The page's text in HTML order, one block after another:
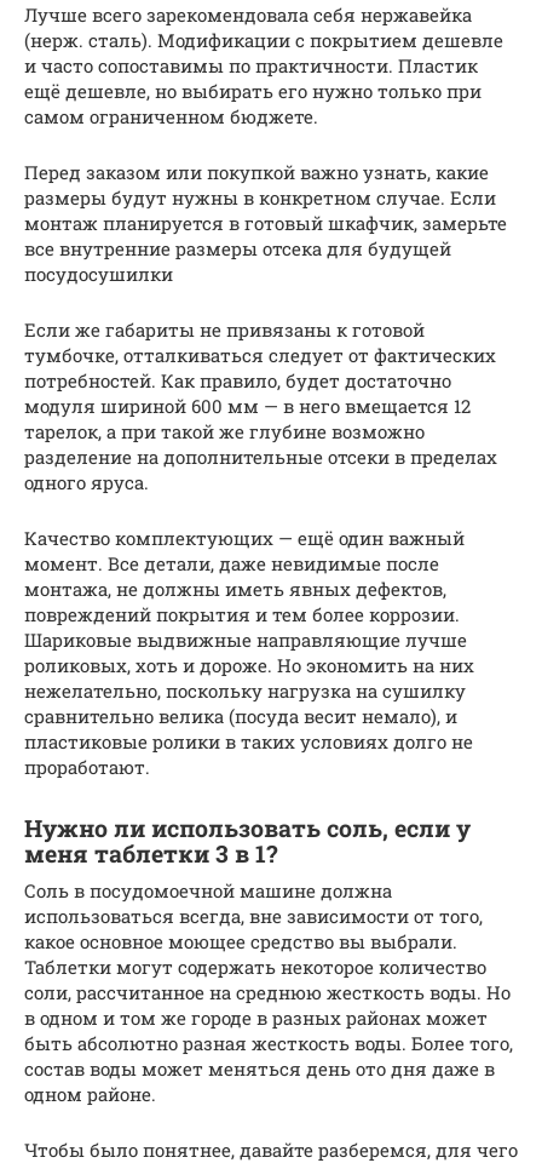
Лучше всего зарекомендовала себя нержавейка
(нерж. сталь). Модификации с покрытием дешевле
и часто сопоставимы по практичности. Пластик
ещё дешевле, но выбирать его нужно только при
самом ограниченном бюджете.
Перед заказом или покупкой важно узнать, какие
размеры будут нужны в конкретном случае. Если
монтаж планируется в готовый шкафчик, замерьте
все внутренние размеры отсека для будущей
посудосушилки
Если же габариты не привязаны к готовой
тумбочке, отталкиваться следует от фактических
потребностей. Как правило, будет достаточно
модуля шириной 600 мм — в него вмещается 12
тарелок, а при такой же глубине возможно
разделение на дополнительные отсеки в пределах
одного яруса.
Качество комплектующих — ещё один важный
момент. Все детали, даже невидимые после
монтажа, не должны иметь явных дефектов,
повреждений покрытия и тем более коррозии.
Шариковые выдвижные направляющие лучше
роликовых, хоть и дороже. Но экономить на них
нежелательно, поскольку нагрузка на сушилку
сравнительно велика (посуда весит немало), и
пластиковые ролики в таких условиях долго не
проработают.
Нужно ли использовать соль, если у
меня таблетки 3 в 1?
Соль в посудомоечной машине должна
использоваться всегда, вне зависимости от того,
какое основное моющее средство вы выбрали.
Таблетки могут содержать некоторое количество
соли, рассчитанное на среднюю жесткость воды. Но
в одном и том же городе в разных районах может
быть абсолютно разная жесткость воды. Более того,
состав воды может меняться день ото дня даже в
одном районе.
Чтобы было понятнее, давайте разберемся, для чего